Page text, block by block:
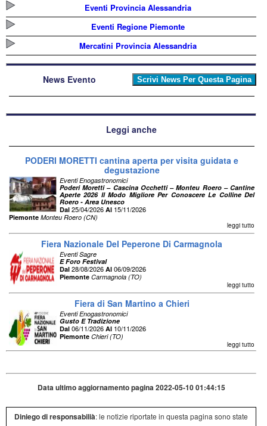
Eventi Provincia Alessandria
Eventi Regione Piemonte
Mercatini Provincia Alessandria
News Evento
Leggi anche
PODERI MORETTI cantina aperta per visita guidata e
degustazione
Eventi Enogastronomici
Poderi Moretti – Cascina Occhetti – Monteu Roero – Cantine
Aperte 2026 Il Modo Migliore Per Conoscere Le Colline Del
Roero - Area Unesco
Dal 25/04/2026 Al 15/11/2026
Piemonte Monteu Roero (CN)
leggi tutto
Fiera Nazionale Del Peperone Di Carmagnola
Eventi Sagre
E Foro Festival
Dal 28/08/2026 Al 06/09/2026
Piemonte Carmagnola (TO)
leggi tutto
Fiera di San Martino a Chieri
Eventi Enogastronomici
Gusto E Tradizione
Dal 06/11/2026 Al 10/11/2026
Piemonte Chieri (TO)
leggi tutto
Data ultimo aggiornamento pagina 2022-05-10 01:44:15
Diniego di responsabilià: le notizie riportate in questa pagina sono state